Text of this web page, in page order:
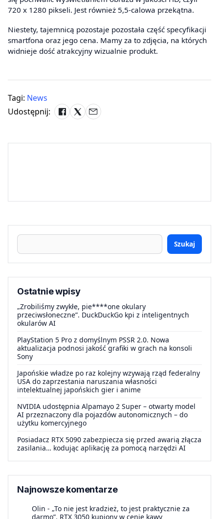
720 x 1280 pikseli. Jest również 5,5-calowa przekątna.
Niestety, tajemnicą pozostaje pozostała część specyfikacji
smartfona oraz jego cena. Mamy za to zdjęcia, na których
widnieje dość atrakcyjny wizualnie produkt.
Tagi: News
Udostępnij:
Szukaj
Ostatnie wpisy
„Zrobiliśmy zwykłe, pie****one okulary
przeciwsłoneczne”. DuckDuckGo kpi z inteligentnych
okularów AI
PlayStation 5 Pro z domyślnym PSSR 2.0. Nowa
aktualizacja podnosi jakość grafiki w grach na konsoli
Sony
Japońskie władze po raz kolejny wzywają rząd federalny
USA do zaprzestania naruszania własności
intelektualnej japońskich gier i anime
NVIDIA udostępnia Alpamayo 2 Super – otwarty model
AI przeznaczony dla pojazdów autonomicznych – do
użytku komercyjnego
Posiadacz RTX 5090 zabezpiecza się przed awarią złącza
zasilania… kodując aplikację za pomocą narzędzi AI
Najnowsze komentarze
Olin - „To nie jest kradzież, to jest praktycznie za
darmo”. RTX 3050 kupiony w cenie kawy